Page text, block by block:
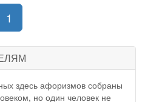
1
здесь афоризмов собраны
но один человек не